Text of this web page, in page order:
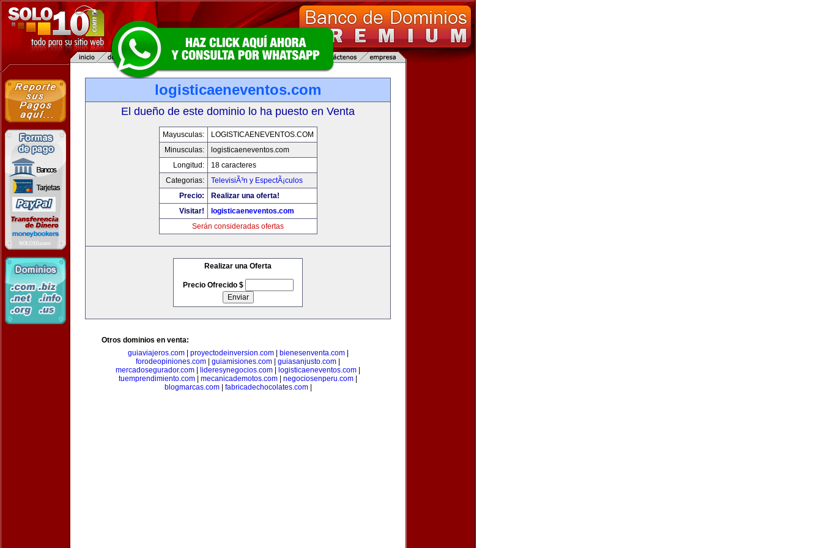
logisticaeneventos.com
El dueño de este dominio lo ha puesto en Venta
Mayusculas:
LOGISTICAENEVENTOS.COM
Minusculas:
logisticaeneventos.com
Longitud:
18 caracteres
Categorias:
TelevisiÃ³n y EspectÃ¡culos
Precio:
Realizar una oferta!
Visitar!
logisticaeneventos.com
Serán consideradas ofertas
Realizar una Oferta
Precio Ofrecido $
Otros dominios en venta:
guiaviajeros.com| proyectodeinversion.com| bienesenventa.com|
forodeopiniones.com
guiamisiones.com guiasanjusto.com
mercadosegurador.com
lideresynegocios.com logisticaeneventos.com
tuemprendimiento.com
mecanicademotos.com negociosenperu.com
blogmarcas.com| fabricadechocolates.com|